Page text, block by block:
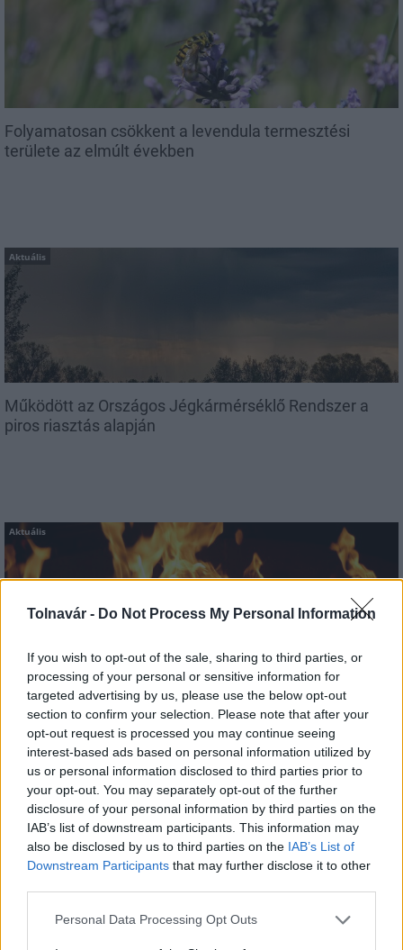
Tolnavár - Do Not Process My Personal Information
If you wish to opt-out of the sale, sharing to third parties, or
processing of your personal or sensitive information for
targeted advertising by us, please use the below opt-out
section to confirm your selection. Please note that after your
opt-out request is processed you may continue seeing
interest-based ads based on personal information utilized by
us or personal information disclosed to third parties prior to
your opt-out. You may separately opt-out of the further
disclosure of your personal information by third parties on the
IAB’s list of downstream participants. This information may
also be disclosed by us to third parties on the IAB’s List of
Downstream Participants that may further disclose it to other
Please note that this website/app uses one or more Google
Personal Data Processing Opt Outs
Folyamatosan csökkent a levendula termesztési
területe az elmúlt években
Aktuális
Működött az Országos Jégkármérséklő Rendszer a
piros riasztás alapján
Aktuális
Péntektől Budapesten és 10 vármegyében megszűnik
a tűzgyújtási tilalom
MAGYAR ÉPÍTŐK